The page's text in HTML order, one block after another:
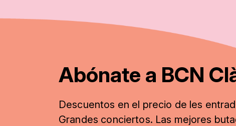
Abónate a BCN
Descuentos en el precio de les
Grandes conciertos. Las mejores